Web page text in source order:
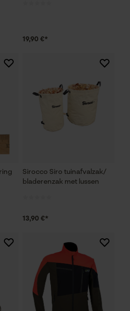
19,90 €*
Sirocco Siro tuinafvalzak/
bladerenzak met lussen
13,90 €*
keuze voor
Tag Manager
Cookies
Web Analytics Tool
Personalization
homepage